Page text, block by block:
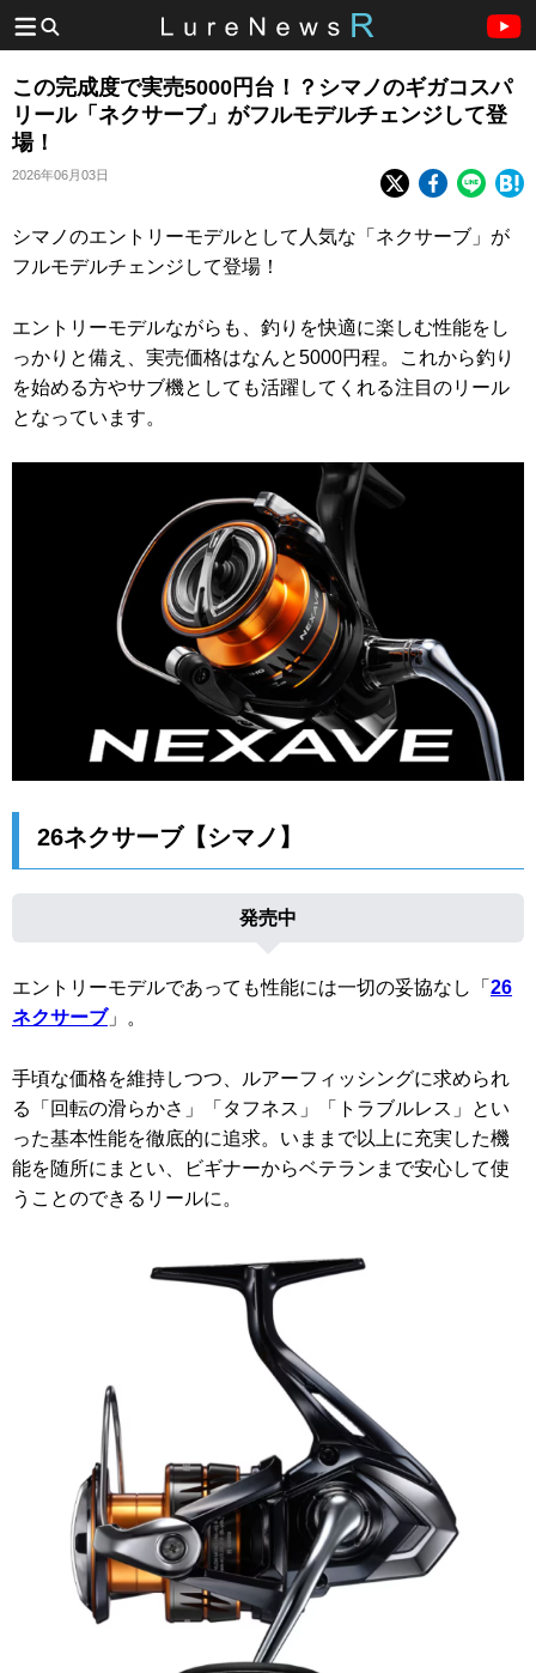
この完成度で実売5000円台！？シマノのギガコスパ
リール「ネクサーブ」がフルモデルチェンジして登
場！
2026年06月03日
シマノのエントリーモデルとして人気な「ネクサーブ」が
フルモデルチェンジして登場！
エントリーモデルながらも、釣りを快適に楽しむ性能をし
っかりと備え、実売価格はなんと5000円程。これから釣り
を始める方やサブ機としても活躍してくれる注目のリール
となっています。
26ネクサーブ【シマノ】
発売中
エントリーモデルであっても性能には一切の妥協なし「 26
ネクサーブ」。
手頃な価格を維持しつつ、ルアーフィッシングに求められ
る「回転の滑らかさ」「タフネス」「トラブルレス」とい
った基本性能を徹底的に追求。いままで以上に充実した機
能を随所にまとい、ビギナーからベテランまで安心して使
うことのできるリールに。